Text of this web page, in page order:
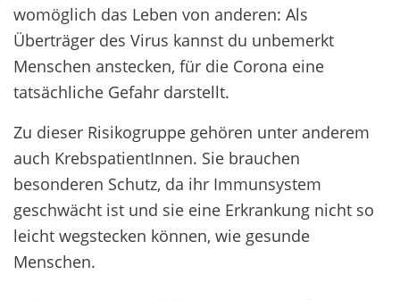
womöglich das Leben von anderen: Als
Überträger des Virus kannst du unbemerkt
Menschen anstecken, für die Corona eine
tatsächliche Gefahr darstellt.
Zu dieser Risikogruppe gehören unter anderem
auch KrebspatientInnen. Sie brauchen
besonderen Schutz, da ihr Immunsystem
geschwächt ist und sie eine Erkrankung nicht so
leicht wegstecken können, wie gesunde
Menschen.